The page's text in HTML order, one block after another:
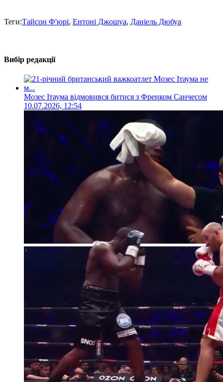
Теги:Тайсон Ф'юрі, Ентоні Джошуа, Даніель Дюбуа
Вибір редакції
Мозес Ітаума відмовився битися з Френком Санчесом
10.07.2026, 12:54